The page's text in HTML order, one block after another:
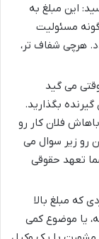
این مبلغ به
مسئولیت
هرچی شفاف تر،
می گید
بگذارید.
فلان کار رو
رو زیر سوال می
تعهد حقوقی
که مبلغ بالا
یا موضوع کمی